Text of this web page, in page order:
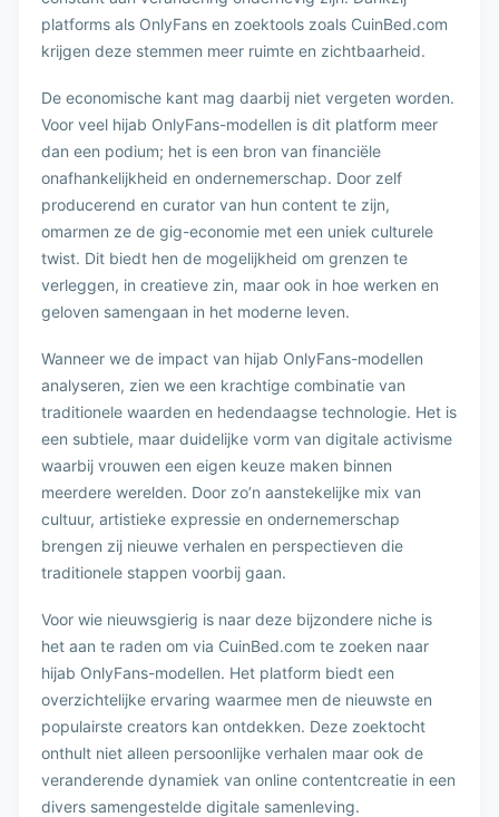
platforms als OnlyFans en zoektools zoals CuinBed.com
krijgen deze stemmen meer ruimte en zichtbaarheid.
De economische kant mag daarbij niet vergeten worden.
Voor veel hijab OnlyFans-modellen is dit platform meer
dan een podium; het is een bron van financiële
onafhankelijkheid en ondernemerschap. Door zelf
producerend en curator van hun content te zijn,
omarmen ze de gig-economie met een uniek culturele
twist. Dit biedt hen de mogelijkheid om grenzen te
verleggen, in creatieve zin, maar ook in hoe werken en
geloven samengaan in het moderne leven.
Wanneer we de impact van hijab OnlyFans-modellen
analyseren, zien we een krachtige combinatie van
traditionele waarden en hedendaagse technologie. Het is
een subtiele, maar duidelijke vorm van digitale activisme
waarbij vrouwen een eigen keuze maken binnen
meerdere werelden. Door zo’n aanstekelijke mix van
cultuur, artistieke expressie en ondernemerschap
brengen zij nieuwe verhalen en perspectieven die
traditionele stappen voorbij gaan.
Voor wie nieuwsgierig is naar deze bijzondere niche is
het aan te raden om via CuinBed.com te zoeken naar
hijab OnlyFans-modellen. Het platform biedt een
overzichtelijke ervaring waarmee men de nieuwste en
populairste creators kan ontdekken. Deze zoektocht
onthult niet alleen persoonlijke verhalen maar ook de
veranderende dynamiek van online contentcreatie in een
divers samengestelde digitale samenleving.